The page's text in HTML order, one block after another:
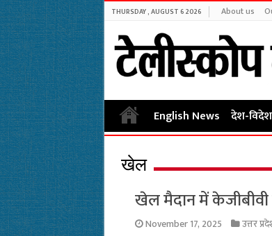
THURSDAY , AUGUST 6 2026 About us
English News देश-विदेश
खेल
खेल मैदान में केजीबीवी
November 17, 2025 उत्तर